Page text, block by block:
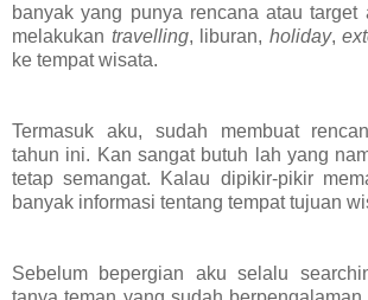
banyak yang punya rencana atau target
melakukan travelling, liburan, holiday,
ke tempat wisata.
Termasuk aku, sudah membuat
tahun ini. Kan sangat butuh lah yang
tetap semangat. Kalau dipikir-pikir
banyak informasi tentang tempat tujuan
Sebelum bepergian aku selalu